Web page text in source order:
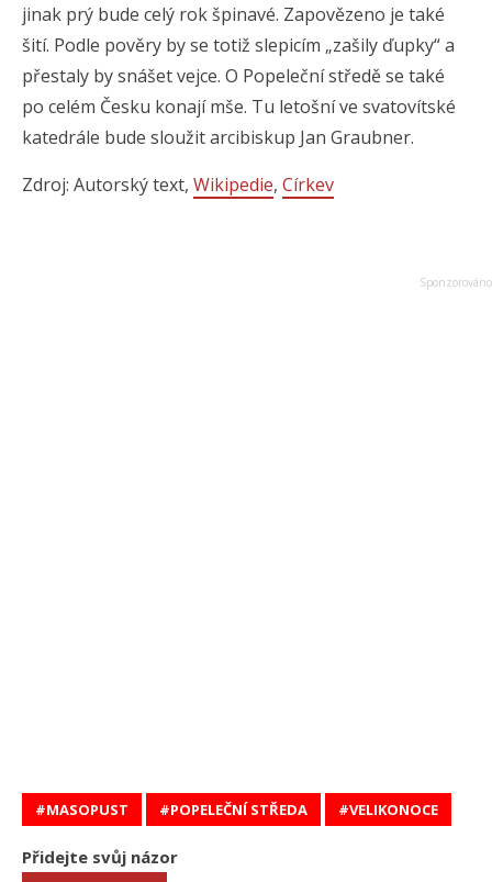
jinak prý bude celý rok špinavé. Zapovězeno je také
šití. Podle pověry by se totiž slepicím „zašily ďupky“ a
přestaly by snášet vejce. O Popeleční středě se také
po celém Česku konají mše. Tu letošní ve svatovítské
katedrále bude sloužit arcibiskup Jan Graubner.
Zdroj: Autorský text, Wikipedie, Církev
MASOPUST POPELEČNÍ STŘEDA VELIKONOCE
Přidejte svůj názor